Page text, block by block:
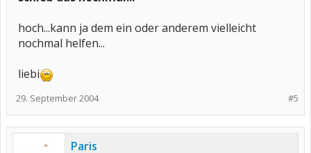
hoch...kann ja dem ein oder anderem vielleicht
nochmal helfen...
liebi
#5
29. September 2004
Paris